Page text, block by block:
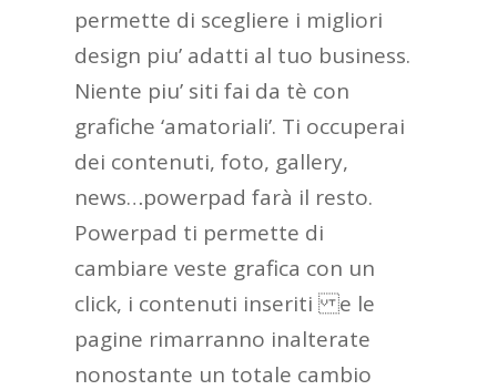
permette di scegliere i migliori
design piu’ adatti al tuo business.
Niente piu’ siti fai da tè con
grafiche ‘amatoriali’. Ti occuperai
dei contenuti, foto, gallery,
news…powerpad farà il resto.
Powerpad ti permette di
cambiare veste grafica con un
click, i contenuti inseriti e le
pagine rimarranno inalterate
nonostante un totale cambio